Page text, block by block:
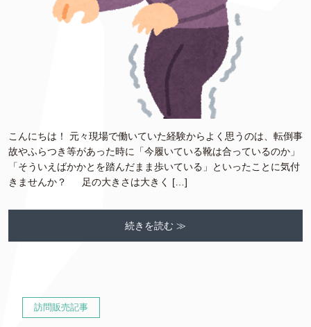
こんにちは！ 元々現場で働いていた経験からよく思うのは、転倒事
故やふらつき等があった時に「今履いている靴は合っているのか」
「そういえばかかとを踏んだまま歩いている」といったことに気付
きませんか？ 足の大きさは大きく […]
続きを読む ≫
訪問販売記事